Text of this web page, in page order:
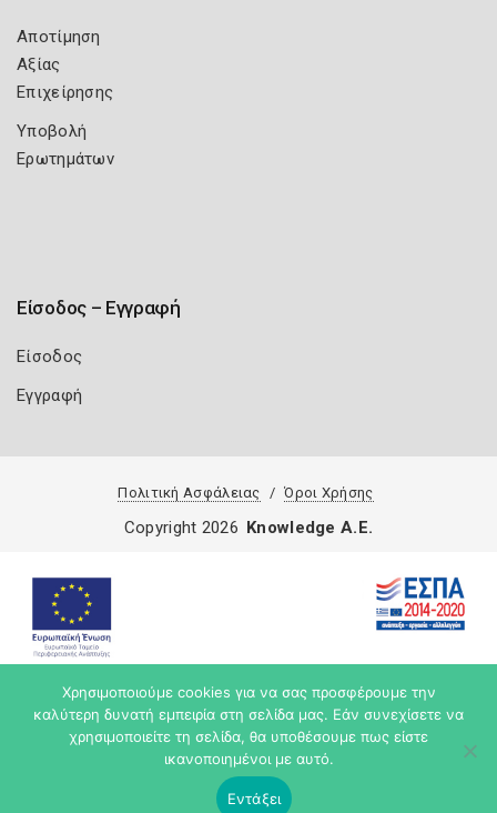
Αποτίμηση
Αξίας
Επιχείρησης
Υποβολή
Ερωτημάτων
Είσοδος – Εγγραφή
Είσοδος
Εγγραφή
Πολιτική Ασφάλειας Όροι Χρήσης
Χρησιμοποιούμε cookies για να σας προσφέρουμε την
καλύτερη δυνατή εμπειρία στη σελίδα μας. Εάν συνεχίσετε να
χρησιμοποιείτε τη σελίδα, θα υποθέσουμε πως είστε
ικανοποιημένοι με αυτό.
Εντάξει
Copyright 2026 Knowledge A.E.